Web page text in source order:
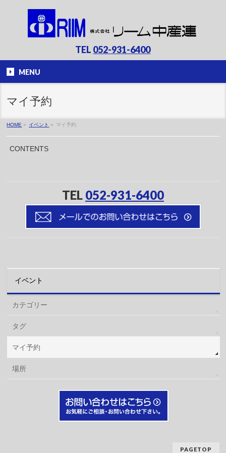
TEL 052-931-6400
MENU
マイ予約
HOME » イベント » マイ予約
CONTENTS
TEL 052-931-6400
イベント
カテゴリー
タグ
マイ予約
場所
PAGETOP